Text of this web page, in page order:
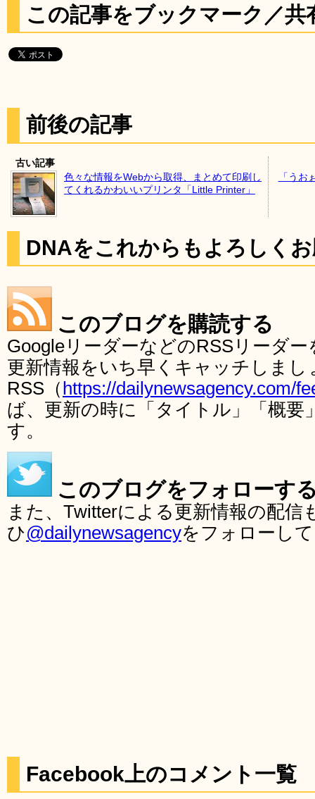
この記事をブックマーク／共
前後の記事
古い記事
色々な情報をWebから取得、まとめて印刷し
てくれるかわいいプリンタ「Little Printer」
「うお
DNAをこれからもよろしく
このブログを購読する
GoogleリーダーなどのRSSリーダ
更新情報をいち早くキャッチしま
RSS（ https://dailynewsagency.com/
ば、更新の時に「タイトル」「概要
す。
このブログをフォローす
また、Twitterによる更新情報の配
ひ@dailynewsagencyをフォローし
Facebook上のコメント一覧